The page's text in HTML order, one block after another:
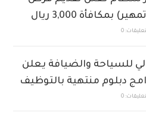
بمكافأة 3,000 ريال
0
للسياحة والضيافة يعلن
دبلوم منتهية بالتوظيف
0